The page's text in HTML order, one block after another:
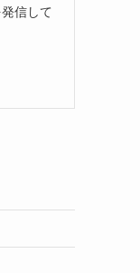
信して